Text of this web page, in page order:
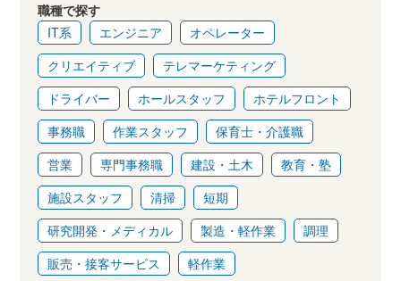
職種で探す
IT系
エンジニア
オペレーター
クリエイティブ
テレマーケティング
ドライバー
ホールスタッフ
ホテルフロント
事務職
作業スタッフ
保育士・介護職
営業
専門事務職 建設・土木
教育・塾
施設スタッフ
清掃
短期
研究開発・メディカル
製造・軽作業
調理
販売・接客サービス
軽作業